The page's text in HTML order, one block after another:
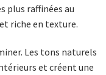
plus raffinées au
riche en texture.
Les tons naturels
et créent une